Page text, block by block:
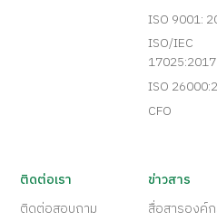
ISO 9001:
ISO/IEC
17025:2017
ISO
CFO
ติดต่อเรา
ติดต่อสอบถาม
ข่าวสาร
สื่อสารองค์